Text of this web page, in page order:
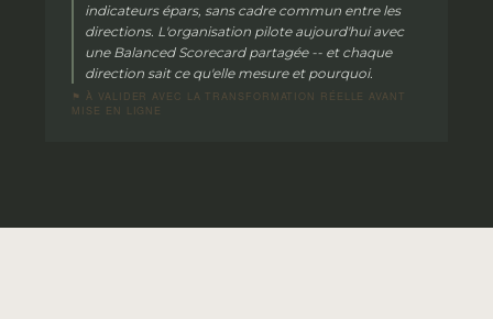
indicateurs épars, sans cadre commun entre les
directions. L'organisation pilote aujourd'hui avec
une Balanced Scorecard partagée -- et chaque
direction sait ce qu'elle mesure et pourquoi.
⚑ À VALIDER AVEC LA TRANSFORMATION RÉELLE AVANT
MISE EN LIGNE